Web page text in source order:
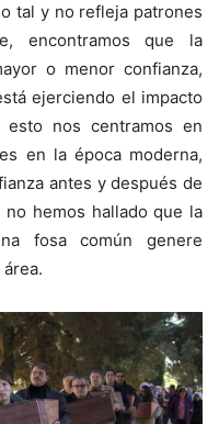
tal y no refleja patrones
encontramos que la
o menor confianza,
ejerciendo el impacto
esto nos centramos en
en la época moderna,
antes y después de
no hemos hallado que la
fosa común genere